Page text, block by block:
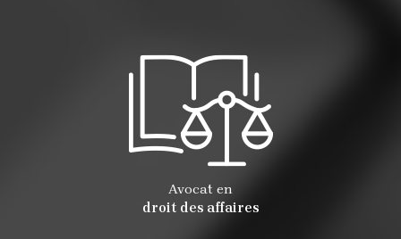
Avocat en
droit des affaires